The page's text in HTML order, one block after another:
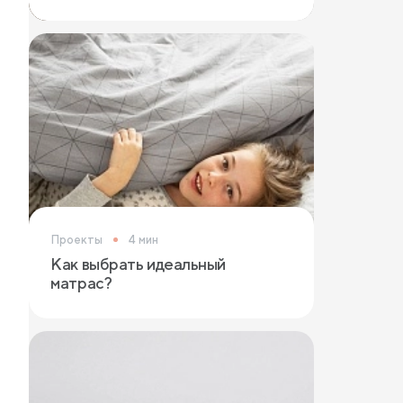
Проекты 4 мин
Как выбрать идеальный
матрас?